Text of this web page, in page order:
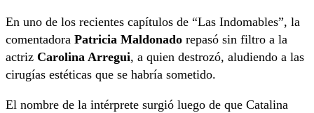
En uno de los recientes capítulos de “Las Indomables”, la
comentadora Patricia Maldonado repasó sin filtro a la
actriz Carolina Arregui, a quien destrozó, aludiendo a las
cirugías estéticas que se habría sometido.
El nombre de la intérprete surgió luego de que Catalina